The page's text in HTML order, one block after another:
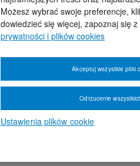
Możesz wybrać swoje preferencje,
dowiedzieć się więcej, zapoznaj się z
prywatności i plików cookies
Ustawienia plików cookie
Odrzucenie
Akceptuj wszystkie pliki